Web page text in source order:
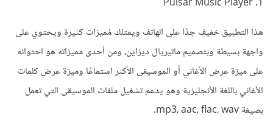
1. Pulsar Music Player
هذا التطبيق خفيف جدًا على الهاتف ويمتلك مُميزات كثيرة ويحتوي على
واجهة بسيطة وبتصميم ماتيريال ديزاين، ومن أحدى مميزاته هو احتوائه
على ميزة عرض الأغاني أو الموسيقى الأكثر استماعًا وميزة عرض كلمات
الأغاني باللغة الأنجليزية وهو يدعم تشغيل ملفات الموسيقى التي تعمل
بصيغة mp3، aac، flac، wav.